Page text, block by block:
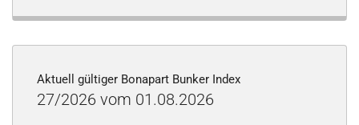
Aktuell gültiger Bonapart Bunker Index
27/2026 vom 01.08.2026